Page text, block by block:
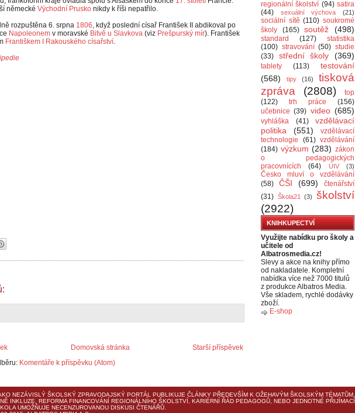
německé Východní Prusko nikdy k říši nepatřilo.
rozpuštěna 6. srpna 1806, když poslední císař František II abdikoval po
Napoleonem v moravské Bitvě u Slavkova (viz Prešpurský mír). František
Františkem I Rakouského císařství.
Starší příspěvek
Domovská stránka
Komentáře k příspěvku (Atom)
regionální školství (94) satira
(44)
sexuální výchova (21)
sociální sítě (110) soukromé
školy
(165) soutěž (498)
standard (127)
statistika
(100) stravování (50) studie
(33)
střední školy (369)
tablety (113)
testování
(568)
tipy (16)
tisková
zpráva
(2808)
top
(122)
trh práce
(156)
učebnice (39) video (685)
vyhláška (41)
vzdělávací
politika
(551)
vzdělávací
technologie
(61) vzdělávání
(184) výzkum (283) zákon
o pedagogických
pracovnících
(64) ÚIV (3)
Česko mluví o vzdělávání
(58)
ČŠI (699)
čtenářství
(31) Škola21 (3)
školství
(2922)
KNIHKUPECTVÍ
Využijte nabídku pro školy a
učitele od
Albatrosmedia.cz!
Slevy a akce na knihy přímo
od nakladatele. Kompletní
nabídka více než 7000 titulů
z produkce Albatros Media.
Vše skladem, rychlé dodávky
zboží.
E-shop
NEZÁVISLÝ ŠKOLSKÝ ZPRAVODAJSKÝ PORTÁL PUBLIKUJE ČLÁNKY PŘEDEVŠÍM K OŽEHAVÝM ŠKOLSKÝM TÉMATŮM,
INKLUZE, REFORMA FINANCOVÁNÍ REGIONÁLNÍHO ŠKOLSTVÍ, KARIÉRNÍ ŘÁD PEDAGOGŮ, NEBO JEDNOTNÉ PŘIJÍMACÍ
UMOŽŇUJE NECENZUROVANOU DISKUSI ČTENÁŘŮ.